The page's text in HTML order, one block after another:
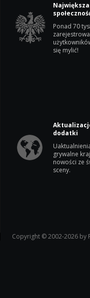
Ponad 70
się mylić!
dodatki
grywalne
nowości ze
sceny.
Copyright © 2002-2026 by